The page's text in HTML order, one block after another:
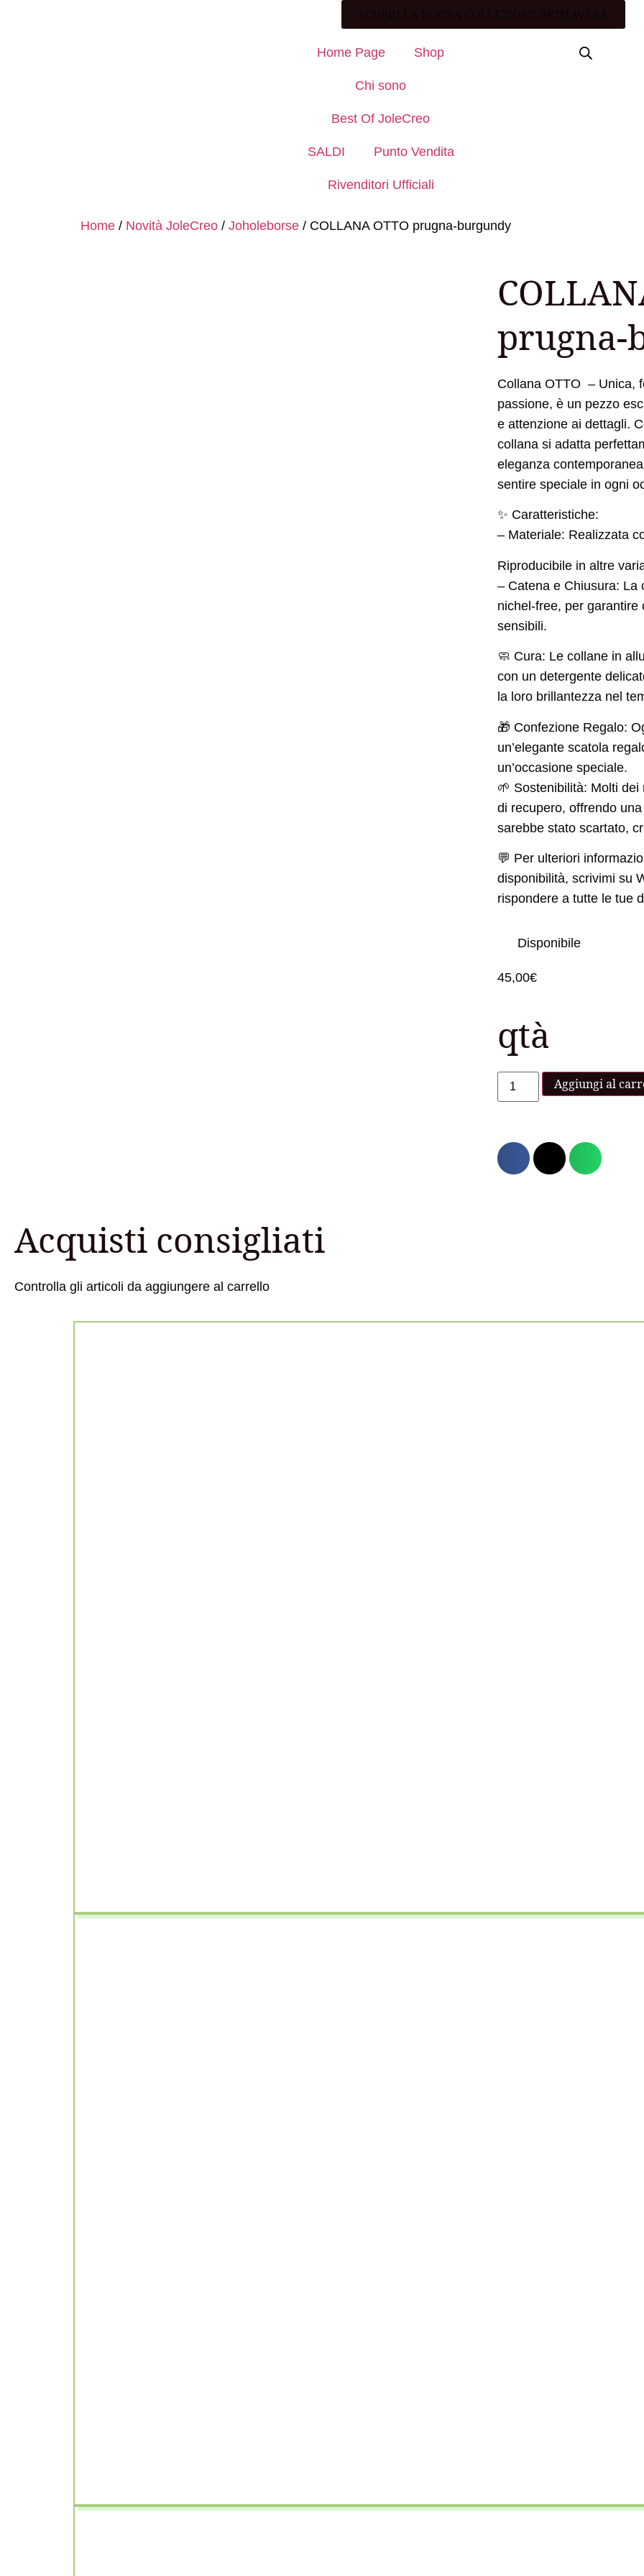
Home Page Shop
Chi sono
Best Of JoleCreo
SALDI Punto Vendita
Rivenditori Ufficiali
Home / Novità JoleCreo / Joholeborse / COLLANA OTTO prugna-burgundy
prugna-
Collana OTTO – Unica,
passione, è un pezzo
e attenzione ai dettagli.
collana si adatta
eleganza
sentire speciale in ogni
✨ Caratteristiche:
– Materiale: Realizzata
Riproducibile in altre
– Catena e Chiusura: La
nichel-free, per
sensibili.
🧼 Cura: Le collane in
con un detergente
la loro brillantezza nel
🎁 Confezione Regalo:
un’elegante scatola
un’occasione speciale.
🌱 Sostenibilità: Molti
di recupero, offrendo
sarebbe stato scartato,
💬 Per ulteriori
disponibilità, scrivimi su
rispondere a tutte le tue
Disponibile
45,00€
qtà
Aggiungi al
Acquisti consigliati
Controlla gli articoli da aggiungere al carrello